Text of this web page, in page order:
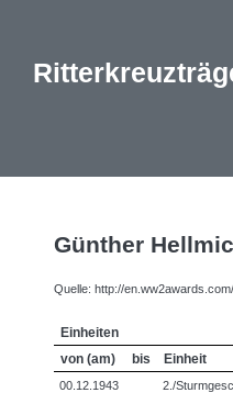
Günther
Quelle: http://
Einheiten
von (am)
bis Einheit
00.12.1943 2./